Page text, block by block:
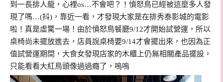
到一長排人龍，心裡os…不會吧？！憤怒鳥已經被這麼多人發
現了嗎…(抖)，靠近一看，才發現大家是在排秀泰影城的電影
啦！真是虛驚一場！由於憤怒鳥餐廳9/12才開始試營運，所以
桌椅尚未擺放進去，店員說桌椅要9/14才會擺出來，也因為正
值試營運期間，大食女發現店家的木櫃上仍無相關產品擺設，
只能看看大紅鳥頭像過過癮了，嗚嗚